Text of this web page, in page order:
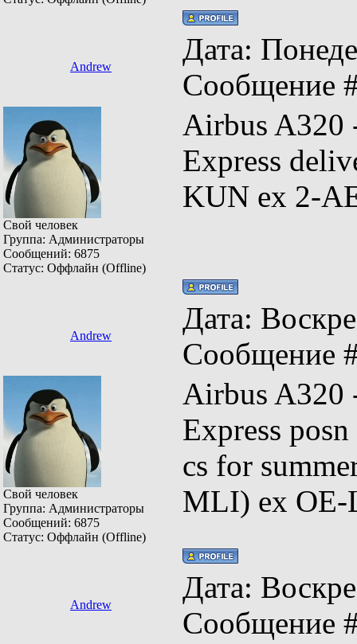
Andrew
Дата:
Сообщение
Свой человек
Группа: Администраторы
Сообщений: 6875
Статус: Оффлайн (Offline)
Airbus
Express
KUN ex 2-
Andrew
Дата:
Сообщение
Свой человек
Группа: Администраторы
Сообщений: 6875
Статус: Оффлайн (Offline)
Airbus
Express
cs for
MLI) ex OE-
Andrew
Дата:
Сообщение